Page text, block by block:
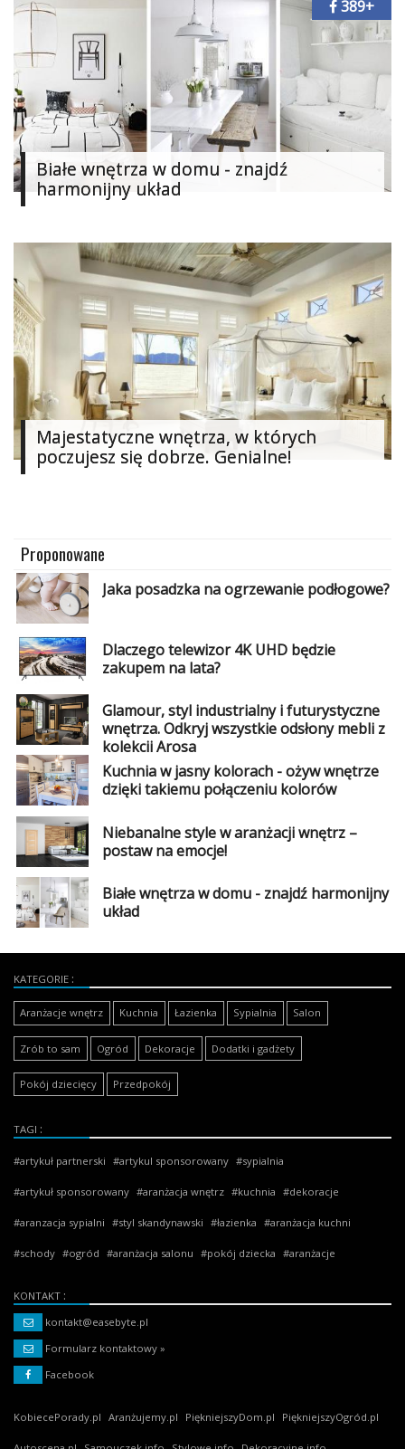
Białe wnętrza w domu - znajdź
harmonijny układ
389+
Majestatyczne wnętrza, w których
poczujesz się dobrze. Genialne!
Proponowane
Jaka posadzka na ogrzewanie podłogowe?
Dlaczego telewizor 4K UHD będzie
zakupem na lata?
Glamour, styl industrialny i futurystyczne
wnętrza. Odkryj wszystkie odsłony mebli z
kolekcji Arosa
Kuchnia w jasny kolorach - ożyw wnętrze
dzięki takiemu połączeniu kolorów
Niebanalne style w aranżacji wnętrz –
postaw na emocje!
Białe wnętrza w domu - znajdź harmonijny
układ
KATEGORIE
Aranżacje wnętrz Kuchnia Łazienka Sypialnia Salon
Zrób to sam Ogród Dekoracje Dodatki i gadżety
Pokój dziecięcy Przedpokój
TAGI
artykuł partnerski artykul sponsorowany sypialnia
artykuł sponsorowany aranżacja wnętrz kuchnia dekoracje
aranzacja sypialni styl skandynawski łazienka aranżacja kuchni
schody ogród aranżacja salonu pokój dziecka aranżacje
KONTAKT
kontakt@easebyte.pl
Formularz kontaktowy »
Facebook
KobiecePorady.pl Aranżujemy.pl PiękniejszyDom.pl PiękniejszyOgród.pl